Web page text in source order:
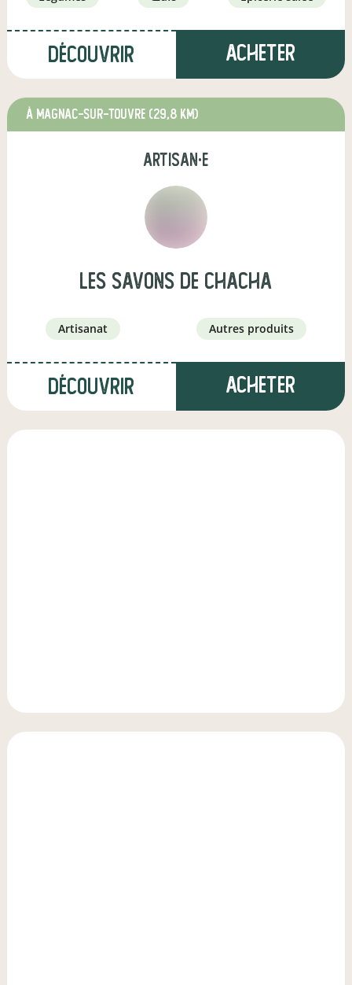
Découvrir Acheter
à Magnac-sur-Touvre (29,8 km)
artisan·e
les Savons de ChaCha
artisanat autres produits
Découvrir Acheter